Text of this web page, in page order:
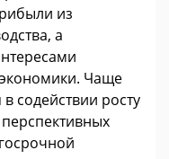
из
а
Чаще
содействии росту